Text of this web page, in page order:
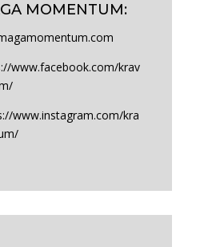
MOMENTUM:
www.facebook.com/krav
www.instagram.com/kra